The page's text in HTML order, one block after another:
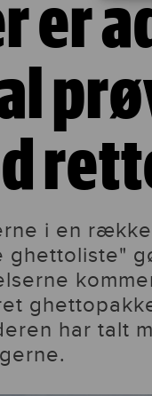
er
i en
ghettoliste"
har talt